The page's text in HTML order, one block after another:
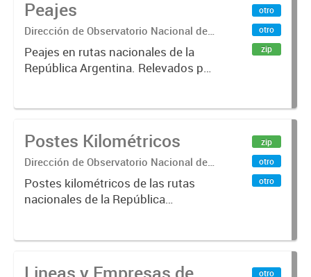
de viajes del sistema único de
boleto electrónico(SUBE) para el
periodo registrado...
Peajes
Dirección de Observatorio Nacional de
Transporte
Peajes en rutas nacionales de la
República Argentina. Relevados por
otro
otro
zip
Postes Kilométricos
Dirección de Observatorio Nacional de
Transporte
Postes kilométricos de las rutas
nacionales de la República
2019 .-
zip
otro
otro
otro